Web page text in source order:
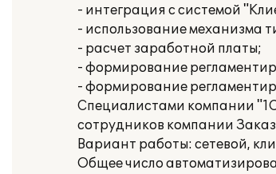
- интеграция с системой
- использование механизма
- расчет заработной платы;
- формирование
- формирование
Специалистами компании
сотрудников компании
Вариант работы: сетевой,
Общее число